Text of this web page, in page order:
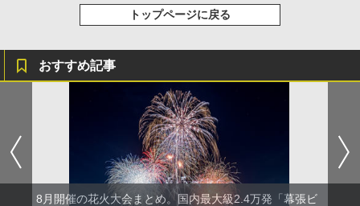
トップページに戻る
おすすめ記事
8月開催の花火大会まとめ。国内最大級2.4万発「幕張ビ